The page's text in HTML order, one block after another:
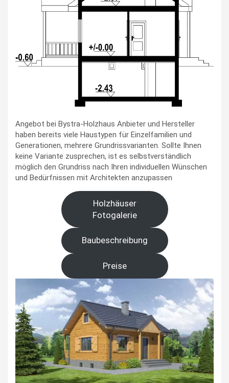
Angebot bei Bystra-Holzhaus Anbieter und Hersteller
haben bereits viele Haustypen für Einzelfamilien und
Generationen, mehrere Grundrissvarianten. Sollte Ihnen
keine Variante zusprechen, ist es selbstverständlich
möglich den Grundriss nach Ihren individuellen Wünschen
und Bedürfnissen mit Architekten anzupassen
Holzhäuser
Fotogalerie
Baubeschreibung
Preise